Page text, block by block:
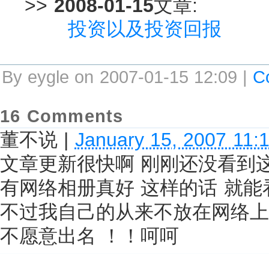
>> 2008-01-15文章:
投资以及投资回报
By eygle on 2007-01-15 12:09 |
16 Comments
董不说 | January 15, 2007
文章更新很快啊 刚刚还没看到
有网络相册真好 这样的话 就
不过我自己的从来不放在网络
不愿意出名 ！！呵呵